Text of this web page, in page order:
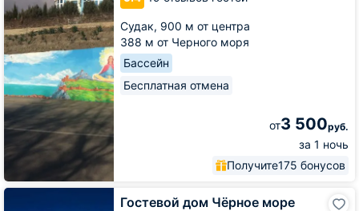
Судак, 900 м от центра
388 м от Черного моря
Бассейн
Бесплатная отмена
от3 500руб.
за 1 ночь
Получите175 бонусов
Гостевой дом Чёрное море
Гостевой